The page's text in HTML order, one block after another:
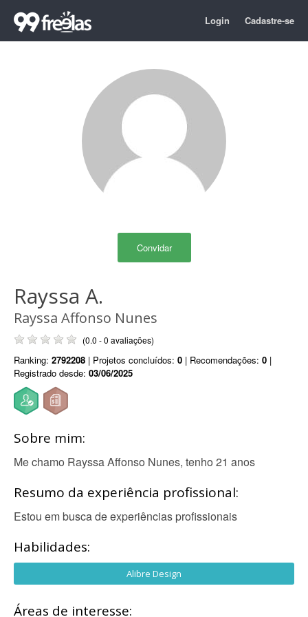
Login Cadastre-se
Convidar
Rayssa A.
Rayssa Affonso Nunes
(0.0 - 0 avaliações)
Ranking: 2792208 | Projetos concluídos: 0 | Recomendações: 0 |
Registrado desde: 03/06/2025
Sobre mim:
Me chamo Rayssa Affonso Nunes, tenho 21 anos
Resumo da experiência profissional:
Estou em busca de experiências profissionais
Habilidades:
Alibre Design
Áreas de interesse: